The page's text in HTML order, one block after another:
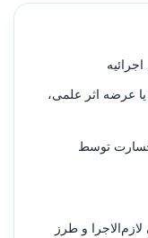
نشر یا پخش یا عرضه اثر علمی،
خسارت توسط
و طرز